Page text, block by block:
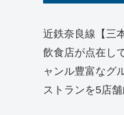
近鉄奈良線【三
飲食店が点在し
ャンル豊富なグ
ストランを5店